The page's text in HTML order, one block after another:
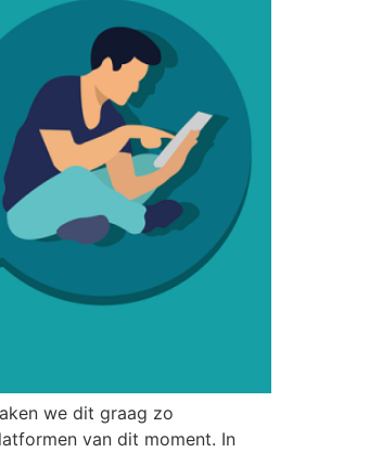
we dit graag zo
van dit moment. In